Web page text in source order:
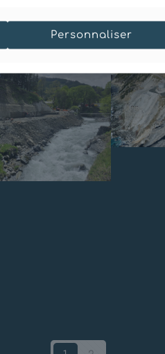
Personnaliser